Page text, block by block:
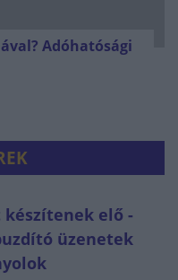
Adóhatósági
elő -
üzenetek